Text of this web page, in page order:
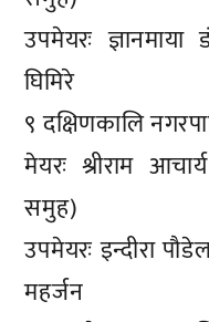
उपमेयरः
घिमिरे
९ दक्षिणकालि
मेयरः श्रीराम
समुह)
उपमेयरः इन्दीरा
महर्जन